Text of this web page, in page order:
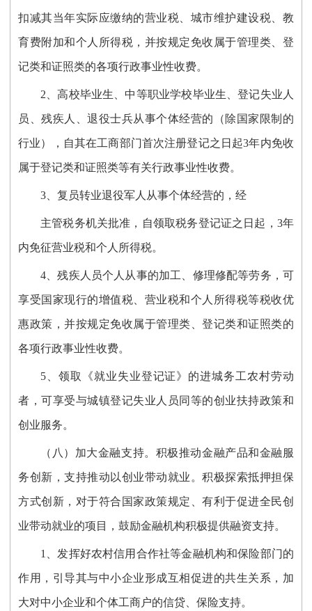
扣减其当年实际应缴纳的营业税、城市维护建设税、教
育费附加和个人所得税，并按规定免收属于管理类、登
记类和证照类的各项行政事业性收费。
2、高校毕业生、中等职业学校毕业生、登记失业人
员、残疾人、退役士兵从事个体经营的（除国家限制的
行业），自其在工商部门首次注册登记之日起3年内免收
属于登记类和证照类等有关行政事业性收费。
3、复员转业退役军人从事个体经营的，经
主管税务机关批准，自领取税务登记证之日起，3年
内免征营业税和个人所得税。
4、残疾人员个人从事的加工、修理修配等劳务，可
享受国家现行的增值税、营业税和个人所得税等税收优
惠政策，并按规定免收属于管理类、登记类和证照类的
各项行政事业性收费。
5、领取《就业失业登记证》的进城务工农村劳动
者，可享受与城镇登记失业人员同等的创业扶持政策和
创业服务。
（八）加大金融支持。积极推动金融产品和金融服
务创新，支持推动以创业带动就业。积极探索抵押担保
方式创新，对于符合国家政策规定、有利于促进全民创
业带动就业的项目，鼓励金融机构积极提供融资支持。
1、发挥好农村信用合作社等金融机构和保险部门的
作用，引导其与中小企业形成互相促进的共生关系，加
大对中小企业和个体工商户的信贷、保险支持。